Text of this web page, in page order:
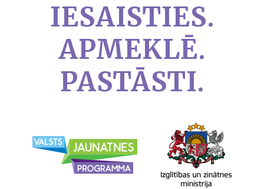
IESAISTIES.
APMEKLĒ.
PASTĀSTI.